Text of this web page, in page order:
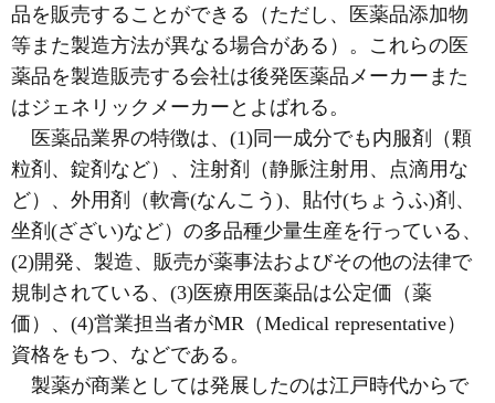
品を販売することができる（ただし、医薬品添加物
等また製造方法が異なる場合がある）。これらの医
薬品を製造販売する会社は後発医薬品メーカーまた
はジェネリックメーカーとよばれる。
医薬品業界の特徴は、(1)同一成分でも内服剤（顆
粒剤、錠剤など）、注射剤（静脈注射用、点滴用な
ど）、外用剤（軟膏(なんこう)、貼付(ちょうふ)剤、
坐剤(ざざい)など）の多品種少量生産を行っている、
(2)開発、製造、販売が薬事法およびその他の法律で
規制されている、(3)医療用医薬品は公定価（薬
価）、(4)営業担当者がMR（Medical representative）
資格をもつ、などである。
製薬が商業としては発展したのは江戸時代からで